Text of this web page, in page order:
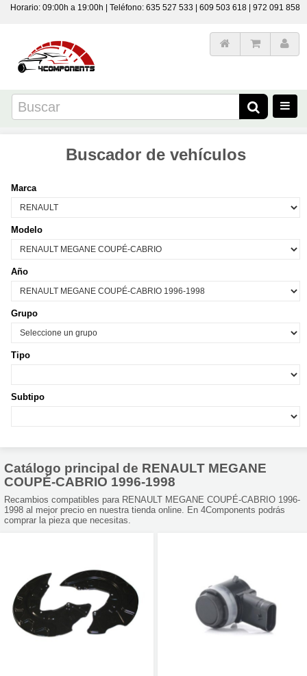
Horario: 09:00h a 19:00h | Teléfono: 635 527 533 | 609 503 618 | 972 091 858
Buscador de vehículos
Marca
Modelo
Año
Grupo
Tipo
Subtipo
Catálogo principal de RENAULT MEGANE
COUPÉ-CABRIO 1996-1998
Recambios compatibles para RENAULT MEGANE COUPÉ-CABRIO 1996-
1998 al mejor precio en nuestra tienda online. En 4Components podrás
comprar la pieza que necesitas.